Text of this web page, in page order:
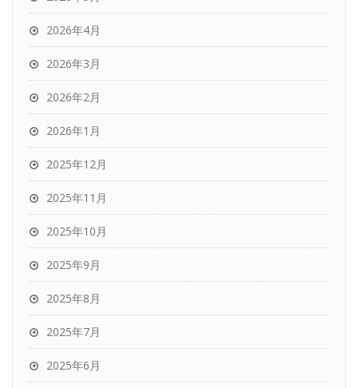
2026年4月
2026年3月
2026年2月
2026年1月
2025年12月
2025年11月
2025年10月
2025年9月
2025年8月
2025年7月
2025年6月